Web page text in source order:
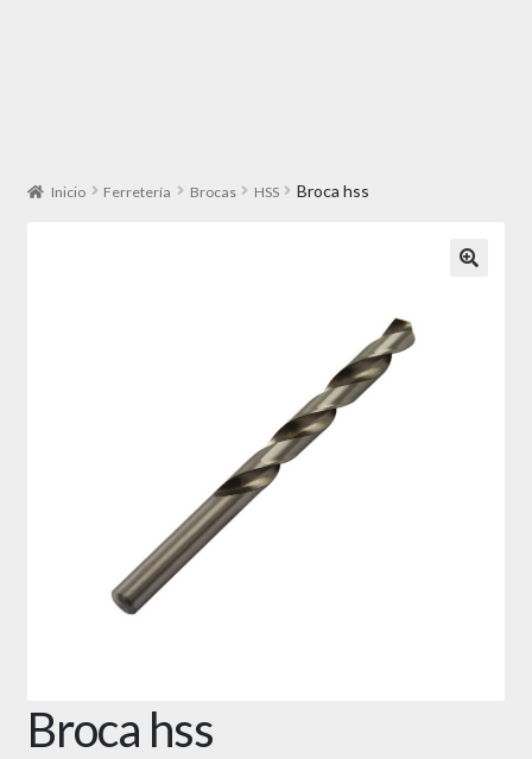
Inicio Ferretería Brocas HSS Broca hss
Broca hss